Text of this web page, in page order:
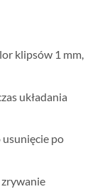
klipsów 1 mm,
układania
po